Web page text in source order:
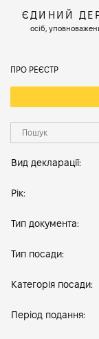
ЄДИНИЙ
осіб,
ПРО РЕЄСТР
Вид декларації:
Рік:
Тип документа:
Тип посади:
Категорія посади:
Період подання: